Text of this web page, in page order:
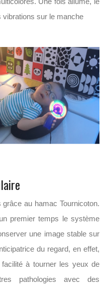
sur le manche
au hamac Tournicoton.
premier temps le système
une image stable sur
du regard, en effet,
à tourner les yeux de
pathologies avec des